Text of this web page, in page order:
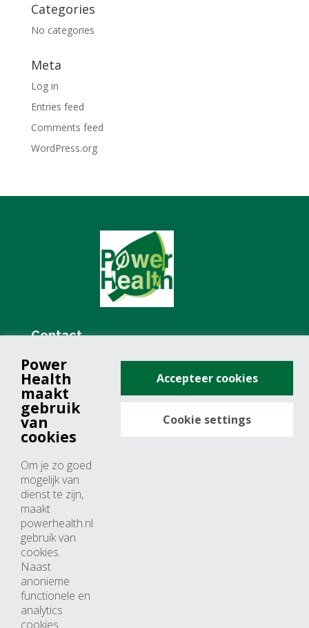
Categories
No categories
Meta
Log in
Entries feed
Comments feed
WordPress.org
Contact
+31 (0)76 571 19 68
info@powerhealth.nl
Adresse
4817 ZH breda
Nederland
Horaires d’ouvertures
Du lundi au jeudi: 09:00 – 17:00
Vendredi: 09:00 – 15:00
Power
Health
maakt
gebruik
van
cookies
Om je zo goed
mogelijk van
dienst te zijn,
maakt
powerhealth.nl
gebruik van
cookies.
Naast
anonieme
functionele en
analytics
cookies
Accepteer cookies
Cookie settings